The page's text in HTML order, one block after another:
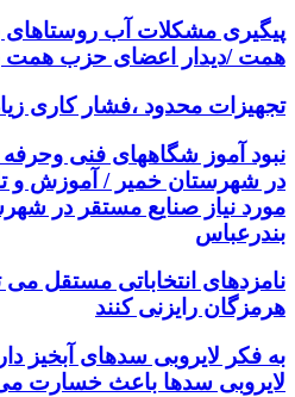
پیگیری مشکلات آب
همت /دیدار اعضای حزب همت
تجهیزات محدود ،فشار کاری
نبود آموز شگاههای فنی
در شهرستان خمیر / آموزش و
مورد نیاز صنایع مستقر در
بندرعباس
نامزدهای انتخاباتی مستقل
هرمزگان رایزنی کنند
به فکر لایروبی سدهای آبخیز
لایروبی سدها باعث خسارت